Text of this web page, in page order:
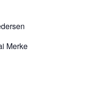
Merke